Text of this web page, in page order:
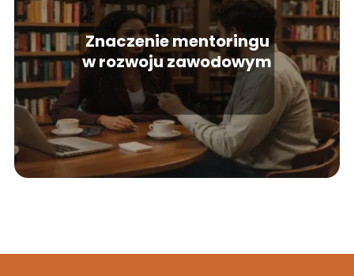
Znaczenie mentoringu
w rozwoju zawodowym